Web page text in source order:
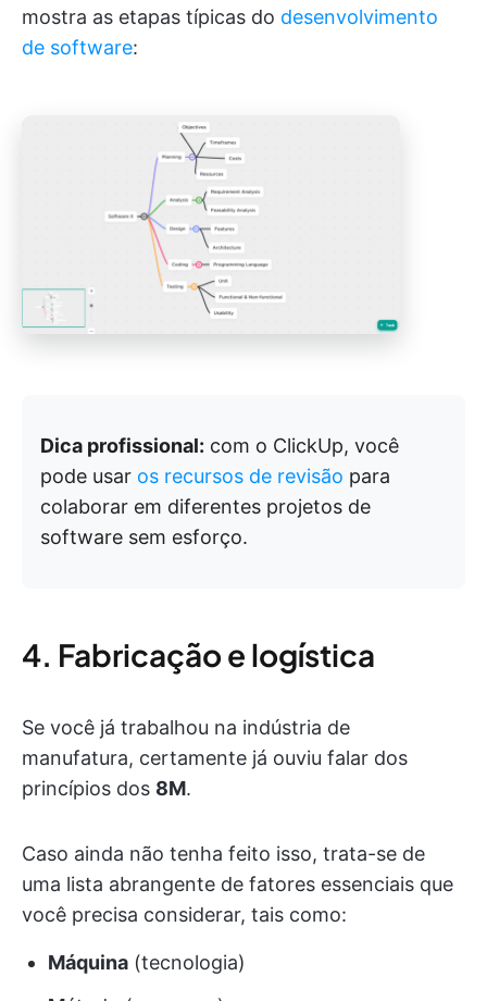
mostra as etapas típicas do desenvolvimento
de software:
Dica profissional: com o ClickUp, você
pode usar os recursos de revisão para
colaborar em diferentes projetos de
software sem esforço.
4. Fabricação e logística
Se você já trabalhou na indústria de
manufatura, certamente já ouviu falar dos
princípios dos 8M.
Caso ainda não tenha feito isso, trata-se de
uma lista abrangente de fatores essenciais que
você precisa considerar, tais como:
Máquina (tecnologia)